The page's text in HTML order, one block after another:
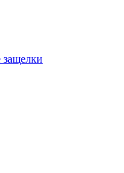
защелки